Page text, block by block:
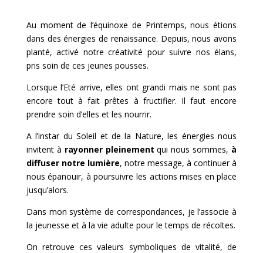
Au moment de l’équinoxe de Printemps, nous étions
dans des énergies de renaissance. Depuis, nous avons
planté, activé notre créativité pour suivre nos élans,
pris soin de ces jeunes pousses.
Lorsque l’Eté arrive, elles ont grandi mais ne sont pas
encore tout à fait prêtes à fructifier. Il faut encore
prendre soin d’elles et les nourrir.
A l’instar du Soleil et de la Nature, les énergies nous
invitent à rayonner pleinement qui nous sommes, à
diffuser notre lumière, notre message, à continuer à
nous épanouir, à poursuivre les actions mises en place
jusqu’alors.
Dans mon système de correspondances, je l’associe à
la jeunesse et à la vie adulte pour le temps de récoltes.
On retrouve ces valeurs symboliques de vitalité, de